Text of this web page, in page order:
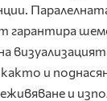
гарантира
и
и